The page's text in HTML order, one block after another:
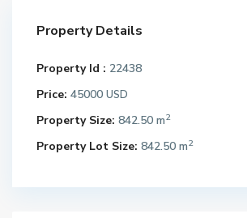
Property Details
Property Id : 22438
Price: 45000 USD
Property Size: 842.50 m2
Property Lot Size: 842.50 m2